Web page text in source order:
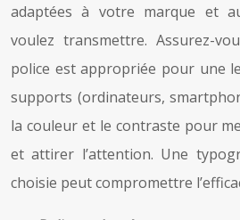
adaptées à votre marque et
voulez transmettre. Assurez-
police est appropriée pour une
supports (ordinateurs,
la couleur et le contraste pour
et attirer l’attention. Une
choisie peut compromettre